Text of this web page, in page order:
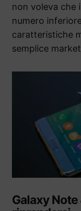
non voleva che
numero
caratteristiche
semplice
Galaxy